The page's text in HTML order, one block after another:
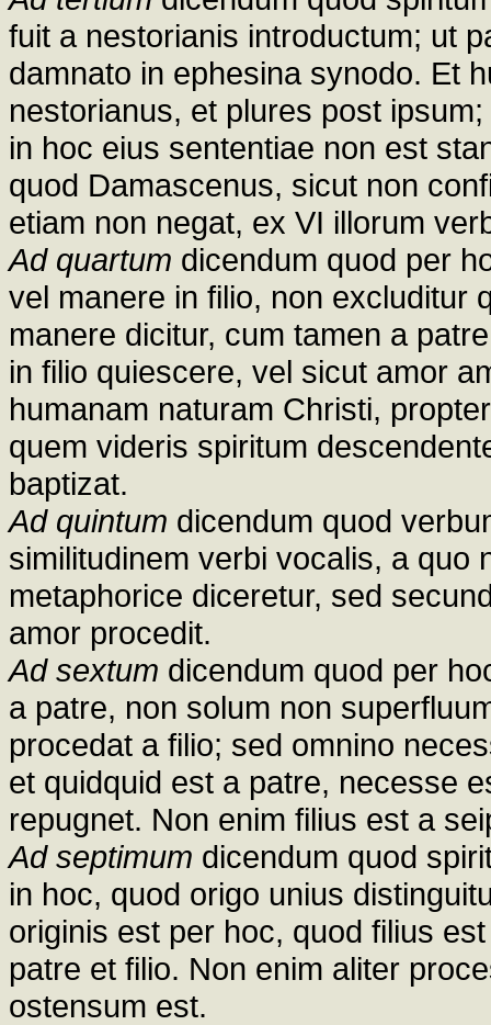
fuit a nestorianis introductum; ut
damnato in ephesina synodo. Et
nestorianus, et plures post
in hoc eius sententiae non est
quod Damascenus, sicut non
etiam non negat, ex VI illorum
Ad quartum dicendum quod per
vel manere in filio, non excluditur
manere dicitur, cum tamen a
in filio quiescere, vel sicut amor
humanam naturam Christi,
quem videris spiritum
baptizat.
Ad quintum dicendum quod
similitudinem verbi vocalis, a quo
metaphorice diceretur, sed
amor procedit.
Ad sextum dicendum quod per
a patre, non solum non
procedat a filio; sed omnino
et quidquid est a patre, necesse
repugnet. Non enim filius est a
Ad septimum dicendum quod
in hoc, quod origo unius
originis est per hoc, quod filius
patre et filio. Non enim aliter
ostensum est.